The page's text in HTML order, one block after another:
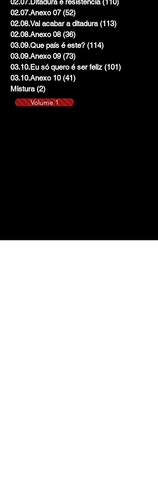
02.07.Ditadura e resistência (110)
02.07.Anexo 07 (52)
02.08.Vai acabar a ditadura (113)
02.08.Anexo 08 (36)
03.09.Que país é este? (114)
03.09.Anexo 09 (73)
03.10.Eu só quero é ser feliz (101)
03.10.Anexo 10 (41)
Mistura (2)
Volume 1